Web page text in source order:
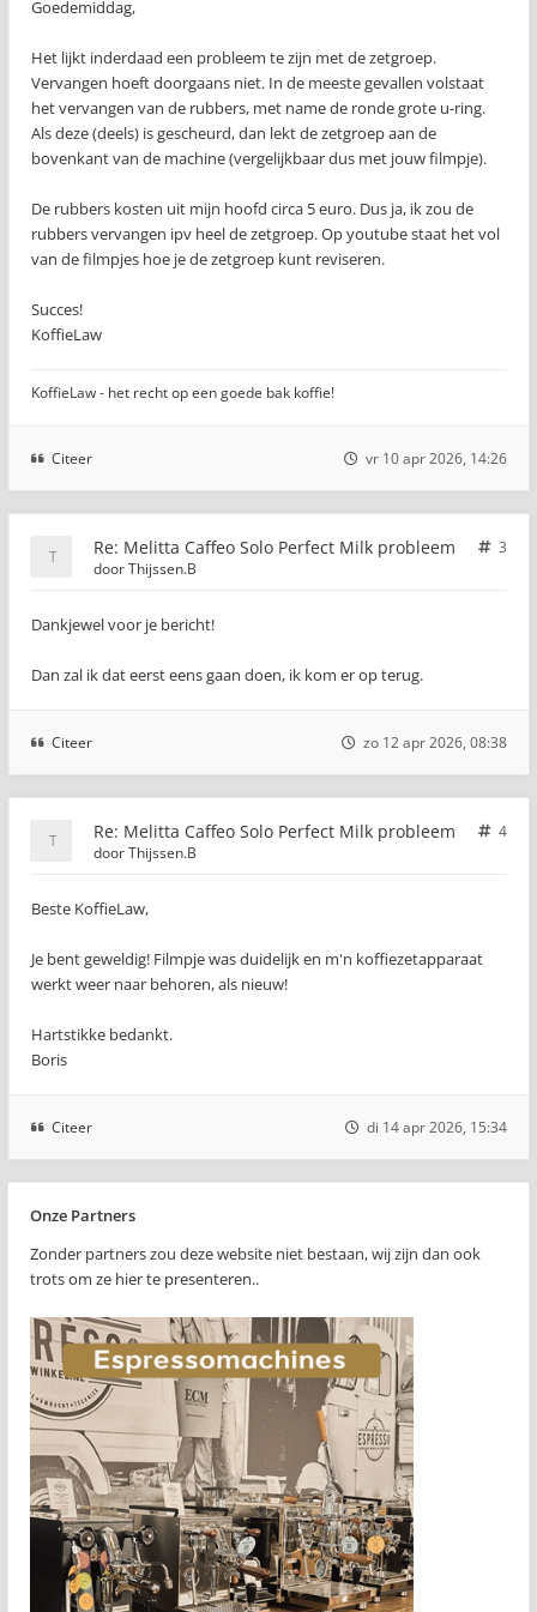
Goedemiddag,
Het lijkt inderdaad een probleem te zijn met de zetgroep.
Vervangen hoeft doorgaans niet. In de meeste gevallen volstaat
het vervangen van de rubbers, met name de ronde grote u-ring.
Als deze (deels) is gescheurd, dan lekt de zetgroep aan de
bovenkant van de machine (vergelijkbaar dus met jouw filmpje).
De rubbers kosten uit mijn hoofd circa 5 euro. Dus ja, ik zou de
rubbers vervangen ipv heel de zetgroep. Op youtube staat het vol
van de filmpjes hoe je de zetgroep kunt reviseren.
Succes!
KoffieLaw
KoffieLaw - het recht op een goede bak koffie!
Citeer vr 10 apr 2026, 14:26
Re: Melitta Caffeo Solo Perfect Milk probleem
3
doorThijssen.B
Dankjewel voor je bericht!
Dan zal ik dat eerst eens gaan doen, ik kom er op terug.
Citeer zo 12 apr 2026, 08:38
Re: Melitta Caffeo Solo Perfect Milk probleem
4
doorThijssen.B
Beste KoffieLaw,
Je bent geweldig! Filmpje was duidelijk en m'n koffiezetapparaat
werkt weer naar behoren, als nieuw!
Hartstikke bedankt.
Boris
Citeer di 14 apr 2026, 15:34
Onze Partners
Zonder partners zou deze website niet bestaan, wij zijn dan ook
trots om ze hier te presenteren..